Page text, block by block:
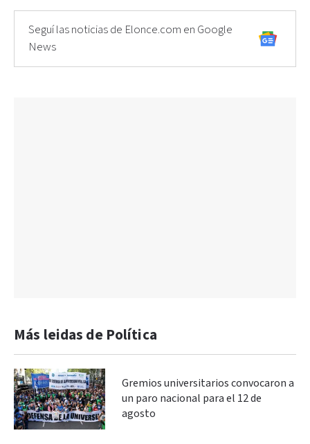
Seguí las noticias de Elonce.com en Google
News
Más leidas de Política
Gremios universitarios convocaron a
un paro nacional para el 12 de
agosto